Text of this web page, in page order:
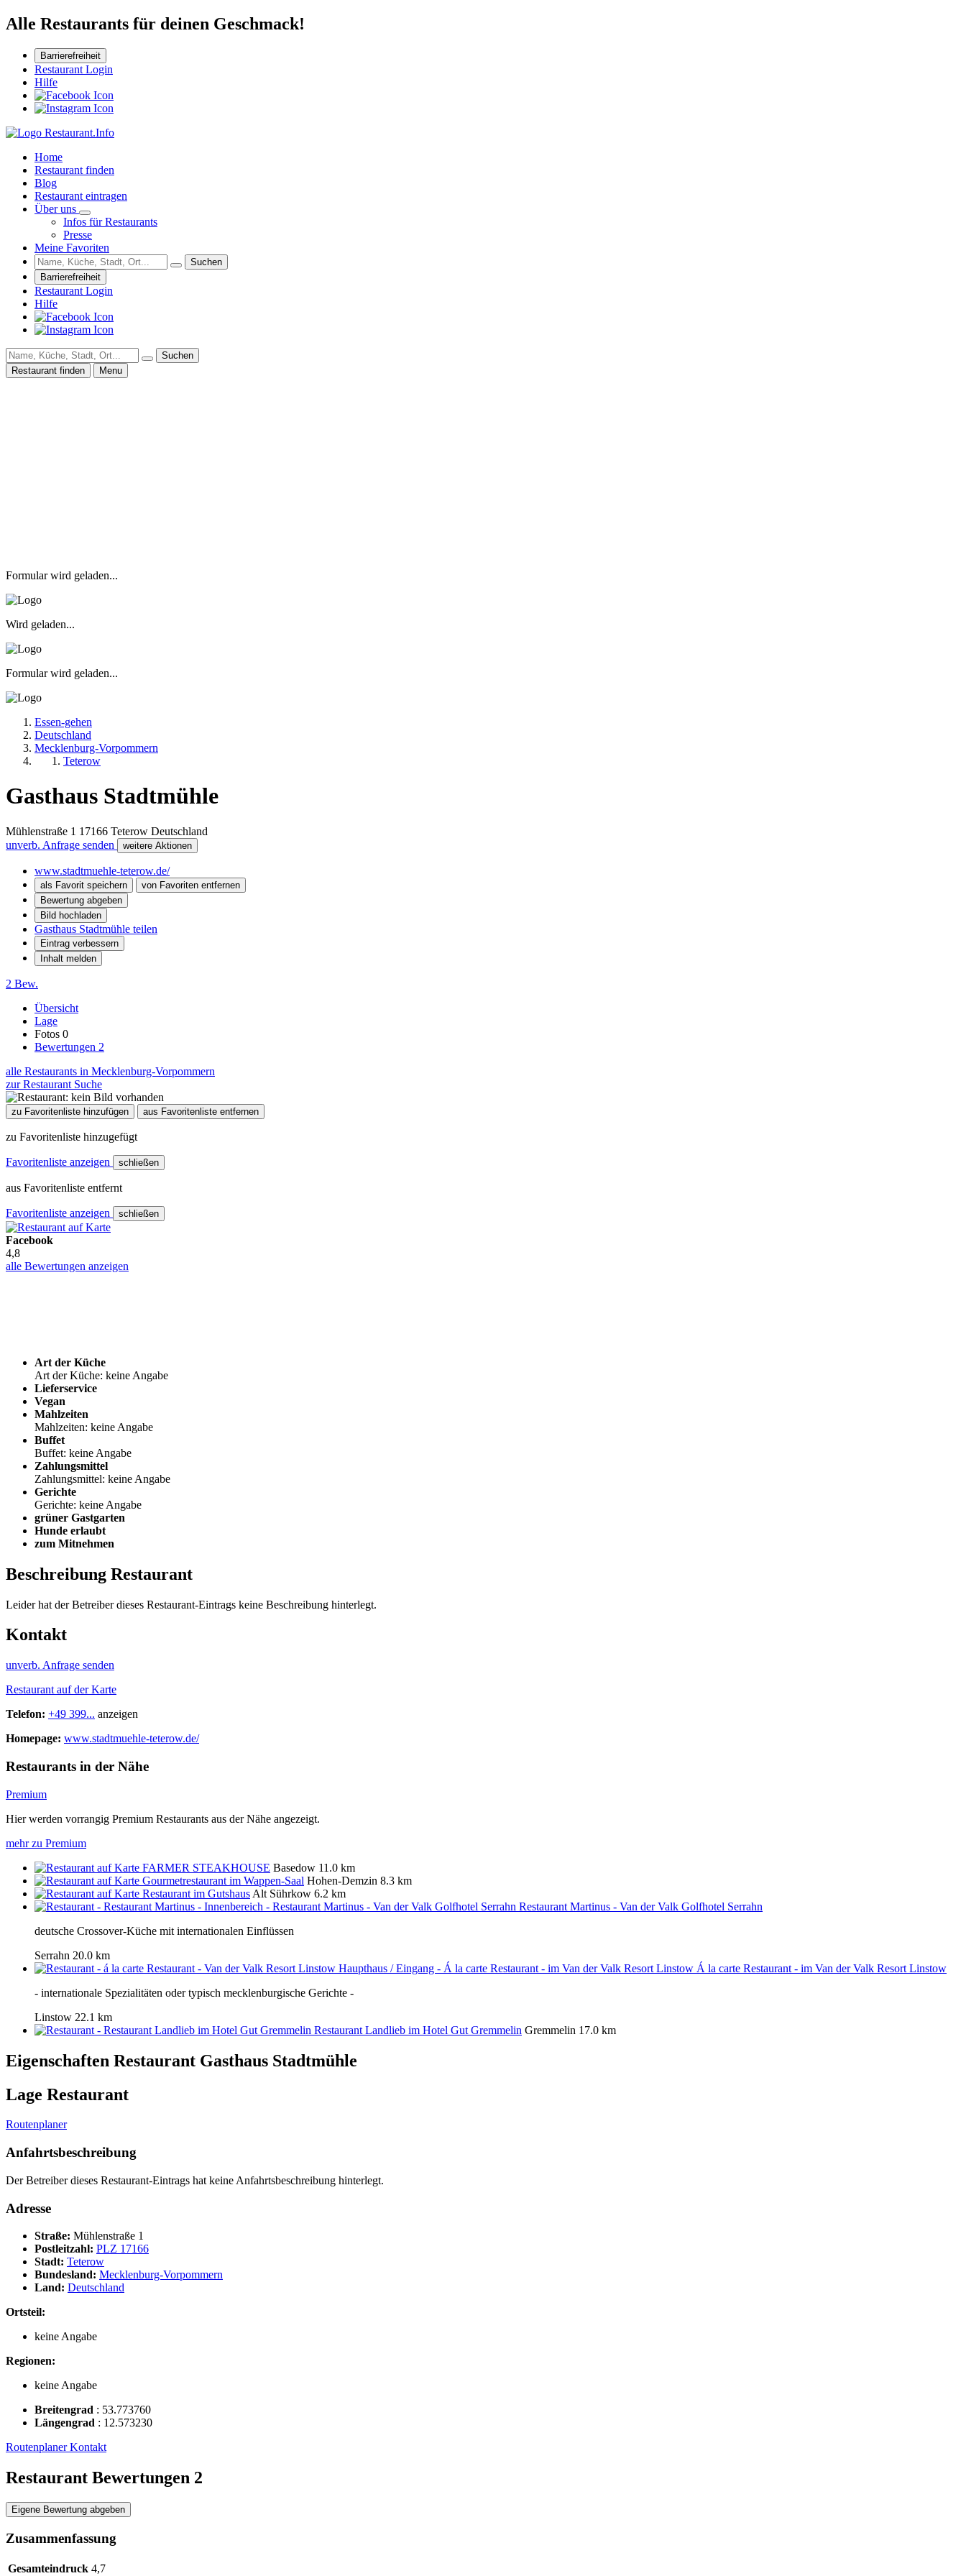
Alle Restaurants für deinen Geschmack!
Barrierefreiheit
Restaurant Login
Hilfe
Home
Restaurant finden
Blog
Restaurant eintragen
Über uns
Infos für Restaurants
Presse
Meine Favoriten
Suchen
Barrierefreiheit
Restaurant Login
Hilfe
Suchen
Restaurant finden
Menu
Formular wird geladen...
Wird geladen...
Formular wird geladen...
Essen-gehen
Deutschland
Mecklenburg-Vorpommern
Teterow
Gasthaus Stadtmühle
Mühlenstraße 1 17166 Teterow Deutschland
unverb. Anfrage senden
weitere Aktionen
www.stadtmuehle-teterow.de/
als Favorit speichern
von Favoriten entfernen
Bewertung abgeben
Bild hochladen
Gasthaus Stadtmühle teilen
Eintrag verbessern
Inhalt melden
2 Bew.
Übersicht
Lage
Fotos 0
Bewertungen 2
alle Restaurants in Mecklenburg-Vorpommern
zur Restaurant Suche
zu Favoritenliste hinzufügen aus Favoritenliste entfernen
zu Favoritenliste hinzugefügt
Favoritenliste anzeigen schließen
aus Favoritenliste entfernt
Favoritenliste anzeigen schließen
Facebook
4,8
alle Bewertungen anzeigen
Art der Küche
Art der Küche: keine Angabe
Lieferservice
Vegan
Mahlzeiten
Mahlzeiten: keine Angabe
Buffet
Buffet: keine Angabe
Zahlungsmittel
Zahlungsmittel: keine Angabe
Gerichte
Gerichte: keine Angabe
grüner Gastgarten
Hunde erlaubt
zum Mitnehmen
Beschreibung Restaurant
Leider hat der Betreiber dieses Restaurant-Eintrags keine Beschreibung hinterlegt.
Kontakt
unverb. Anfrage senden
Restaurant auf der Karte
Telefon: +49 399... anzeigen
Homepage: www.stadtmuehle-teterow.de/
Restaurants in der Nähe
Premium
Hier werden vorrangig Premium Restaurants aus der Nähe angezeigt.
mehr zu Premium
FARMER STEAKHOUSE Basedow 11.0 km
Gourmetrestaurant im Wappen-Saal Hohen-Demzin 8.3 km
Restaurant im Gutshaus Alt Sührkow 6.2 km
Restaurant Martinus - Van der Valk Golfhotel Serrahn
deutsche Crossover-Küche mit internationalen Einflüssen
Serrahn 20.0 km
Á la carte Restaurant - im Van der Valk Resort Linstow
- internationale Spezialitäten oder typisch mecklenburgische Gerichte -
Linstow 22.1 km
Restaurant Landlieb im Hotel Gut Gremmelin Gremmelin 17.0 km
Eigenschaften Restaurant Gasthaus Stadtmühle
Lage Restaurant
Routenplaner
Anfahrtsbeschreibung
Der Betreiber dieses Restaurant-Eintrags hat keine Anfahrtsbeschreibung hinterlegt.
Adresse
Straße: Mühlenstraße 1
Postleitzahl: PLZ 17166
Stadt: Teterow
Bundesland: Mecklenburg-Vorpommern
Land: Deutschland
Ortsteil:
keine Angabe
Regionen:
keine Angabe
Breitengrad : 53.773760
Längengrad : 12.573230
RoutenplanerKontakt
Restaurant Bewertungen 2
Eigene Bewertung abgeben
Zusammenfassung
Gesamteindruck 4,7